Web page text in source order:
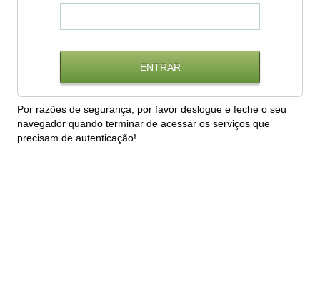
Por razões de segurança, por favor deslogue e feche o seu
navegador quando terminar de acessar os serviços que
precisam de autenticação!